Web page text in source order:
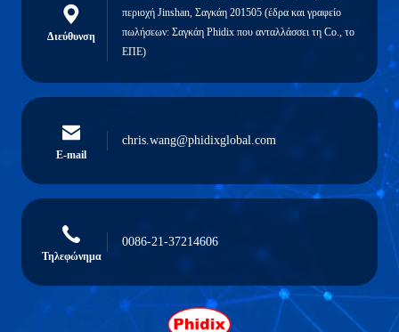
Διεύθυνση
περιοχή Jinshan, Σαγκάη 201505 (έδρα και γραφείο
πωλήσεων: Σαγκάη Phidix που ανταλλάσσει τη Co., το
ΕΠΕ)
E-mail
chris.wang@phidixglobal.com
Τηλεφώνημα
0086-21-37214606